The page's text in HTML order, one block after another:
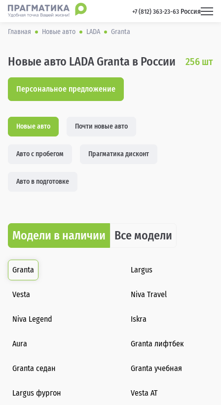
+7 (812) 363-23-63 Россия
Главная Новые авто LADA Granta
Новые авто LADA Granta в России 256 шт
Персональное предложение
Новые авто Почти новые авто
Авто с пробегом Прагматика дисконт
Авто в подготовке
Модели в наличии Все модели
Granta Largus
Vesta Niva Travel
Niva Legend Iskra
Aura Granta лифтбек
Granta седан Granta учебная
Largus фургон Vesta AT